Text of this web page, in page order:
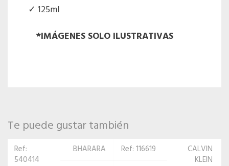
125ml
*IMÁGENES SOLO ILUSTRATIVAS
Te puede gustar también
Ref: 116619
CALVIN
Ref:
PACO
RABANNE